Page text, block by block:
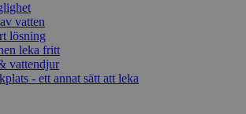
vatten
lösning
leka fritt
vattendjur
- ett annat sätt att leka